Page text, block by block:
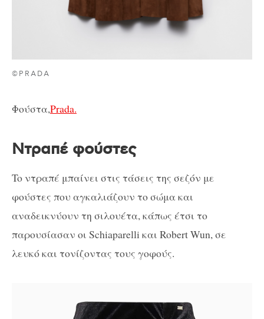
©PRADA
Φούστα,Prada.
Ντραπέ φούστες
To ντραπέ μπαίνει στις τάσεις της σεζόν με
φούστες που αγκαλιάζουν το σώμα και
αναδεικνύουν τη σιλουέτα, κάπως έτσι το
παρουσίασαν οι Schiaparelli και Robert Wun, σε
λευκό και τονίζοντας τους γοφούς.